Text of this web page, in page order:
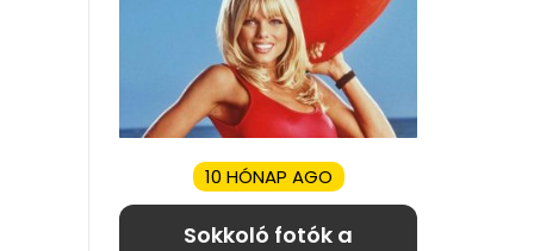
10 HÓNAP AGO
Sokkoló fotók a